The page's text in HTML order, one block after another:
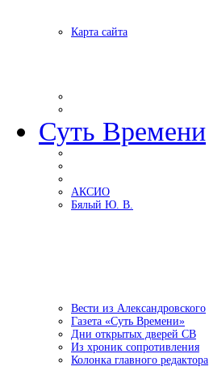
Карта сайта
Суть Времени
АКСИО
Бялый Ю. В.
Вести из Александровского
Газета «Суть Времени»
Дни открытых дверей СВ
Из хроник сопротивления
Колонка главного редактора